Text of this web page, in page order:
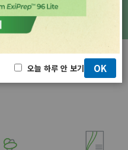
오늘 하루 안 보기 OK